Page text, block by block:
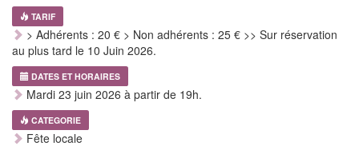
TARIF
> Adhérents : 20 € > Non adhérents : 25 € >> Sur réservation
au plus tard le 10 Juin 2026.
DATES ET HORAIRES
Mardi 23 juin 2026 à partir de 19h.
CATEGORIE
Fête locale